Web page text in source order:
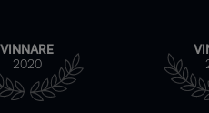
VINNARE
2020